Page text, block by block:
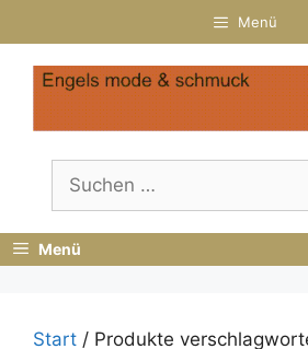
Inhalt
springen
Menü
nach:
Menü
Start / Produkte